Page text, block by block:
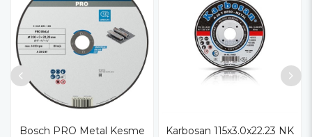
Bosch PRO Metal Kesme
Karbosan 115x3.0x22.23 NK